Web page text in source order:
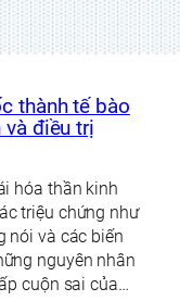
thành tế bào
điều trị
hóa thần kinh
triệu chứng như
nói và các biến
nguyên nhân
cuộn sai của…